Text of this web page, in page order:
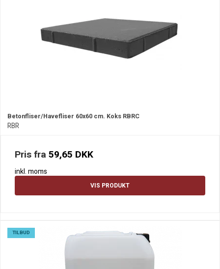
Betonfliser/Havefliser 60x60 cm. Koks RBRC
RBR
Pris fra 59,65 DKK
inkl. moms
VIS PRODUKT
TILBUD